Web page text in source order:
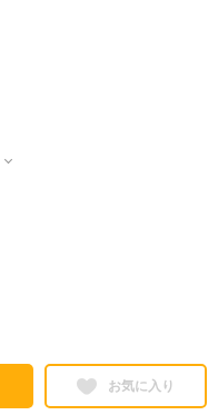
お気に入り